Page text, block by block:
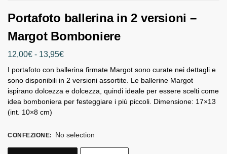
Portafoto ballerina in 2 versioni –
Margot Bomboniere
12,00€ - 13,95€
I portafoto con ballerina firmate Margot sono curate nei dettagli e
sono disponibili in 2 versioni assortite. Le ballerine Margot
ispirano dolcezza e dolcezza, quindi ideale per essere scelti come
idea bomboniera per festeggiare i più piccoli. Dimensione: 17×13
(int. 10×8 cm)
CONFEZIONE: No selection